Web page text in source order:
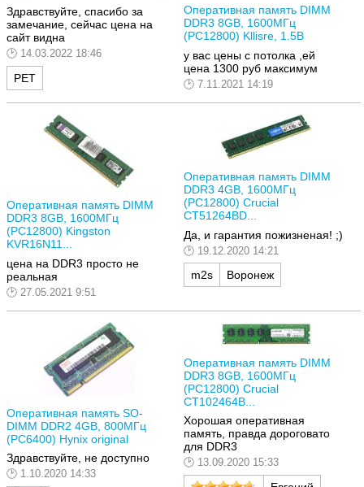
Здравствуйте, спасибо за
замечание, сейчас цена на
сайт видна
14.03.2022 18:46
РЕТ
Оперативная память DIMM
DDR3 8GB, 1600МГц
(PC12800) Kllisre, 1.5В
у вас цены с потолка ,ей
цена 1300 руб максимум
7.11.2021 14:19
Оперативная память DIMM
DDR3 8GB, 1600МГц
(PC12800) Kingston
KVR16N11...
цена на DDR3 просто не
реальная
27.05.2021 9:51
Оперативная память DIMM
DDR3 4GB, 1600МГц
(PC12800) Crucial
CT51264BD...
Да, и гарантия пожизненая! ;)
19.12.2020 14:21
m2s Воронеж
Оперативная память SO-
DIMM DDR2 4GB, 800МГц
(PC6400) Hynix original
Здравствуйте, не доступно
1.10.2020 14:33
Оперативная память DIMM
DDR3 8GB, 1600МГц
(PC12800) Crucial
CT102464B...
Хорошая оперативная
память, правда дороговато
для DDR3
13.09.2020 15:33